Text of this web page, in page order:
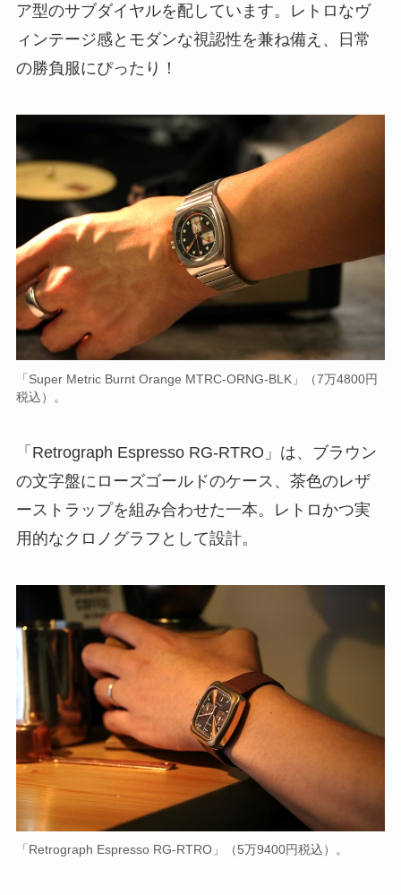
ア型のサブダイヤルを配しています。レトロなヴ
ィンテージ感とモダンな視認性を兼ね備え、日常
の勝負服にぴったり！
「Super Metric Burnt Orange MTRC-ORNG-BLK」（7万4800円
税込）。
「Retrograph Espresso RG-RTRO」は、ブラウン
の文字盤にローズゴールドのケース、茶色のレザ
ーストラップを組み合わせた一本。レトロかつ実
用的なクロノグラフとして設計。
「Retrograph Espresso RG-RTRO」（5万9400円税込）。